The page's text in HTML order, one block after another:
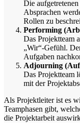
Die
Absprachen
Rollen zu
Performing
Das Projektteam
„Wir“-Gefühl.
Aufgaben
Adjourning
Das Projektteam
mit der
Als Projektleiter ist es
Teamphasen gibt,
die Projektarbeit